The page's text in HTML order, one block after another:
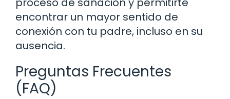
encontrar un mayor sentido de
conexión con tu padre, incluso en su
ausencia.
Preguntas Frecuentes
(FAQ)